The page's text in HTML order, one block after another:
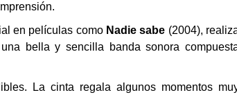
en películas como Nadie sabe (2004),
bella y sencilla banda sonora
La cinta regala algunos momentos